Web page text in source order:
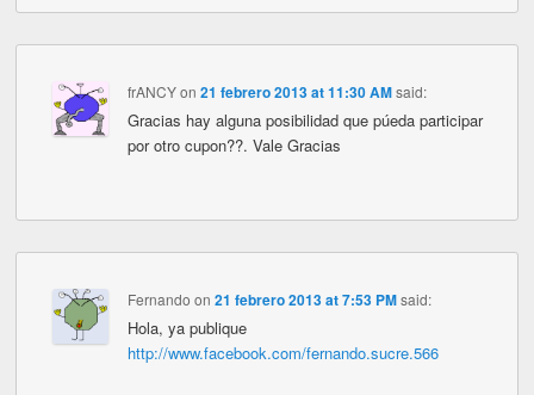
frANCYon 21 febrero 2013 at 11:30 AM said:
Gracias hay alguna posibilidad que púeda participar
por otro cupon??. Vale Gracias
Fernando on 21 febrero 2013 at 7:53 PM said:
Hola, ya publique
http://www.facebook.com/fernando.sucre.566